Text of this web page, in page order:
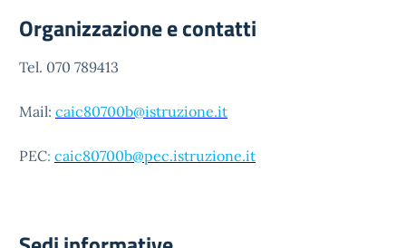
Organizzazione e contatti
Tel. 070 789413
Mail: caic80700b@istruzione.it
PEC: caic80700b@pec.istruzione.it